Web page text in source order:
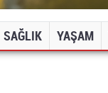
SAĞLIK YAŞAM